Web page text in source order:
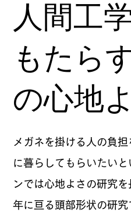
人間工
もたら
の心地
メガネを掛ける人の負
に暮らしてもらいたい
ンでは心地よさの研究
年に亘る頭部形状の研